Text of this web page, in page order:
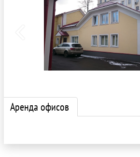
Аренда офисов